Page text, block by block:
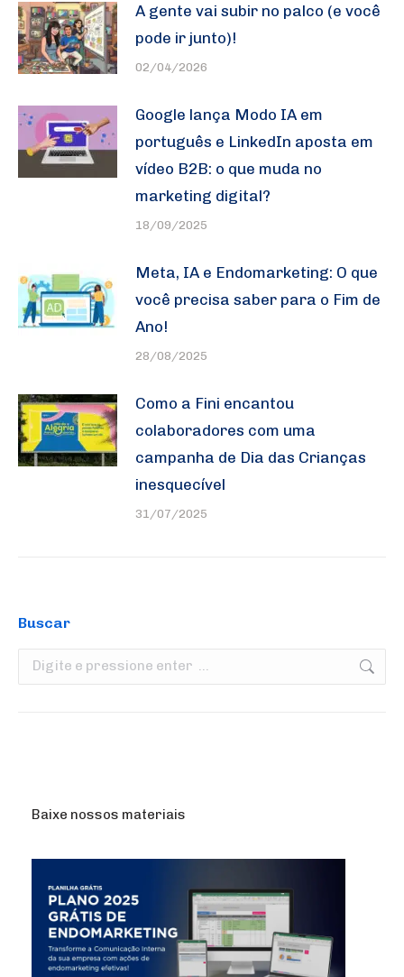
A gente vai subir no palco (e você
pode ir junto)!
02/04/2026
Google lança Modo IA em
português e LinkedIn aposta em
vídeo B2B: o que muda no
marketing digital?
18/09/2025
Meta, IA e Endomarketing: O que
você precisa saber para o Fim de
Ano!
28/08/2025
Como a Fini encantou
colaboradores com uma
campanha de Dia das Crianças
inesquecível
31/07/2025
Buscar
Search:
Baixe nossos materiais